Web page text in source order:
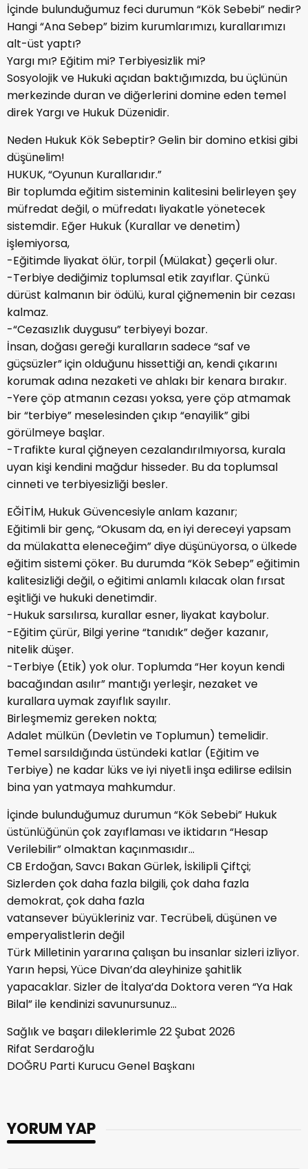
İçinde bulunduğumuz feci durumun “Kök Sebebi” nedir?
Hangi “Ana Sebep” bizim kurumlarımızı, kurallarımızı
alt-üst yaptı?
Yargı mı? Eğitim mi? Terbiyesizlik mi?
Sosyolojik ve Hukuki açıdan baktığımızda, bu üçlünün
merkezinde duran ve diğerlerini domine eden temel
direk Yargı ve Hukuk Düzenidir.
Neden Hukuk Kök Sebeptir? Gelin bir domino etkisi gibi
düşünelim!
HUKUK, “Oyunun Kurallarıdır.”
Bir toplumda eğitim sisteminin kalitesini belirleyen şey
müfredat değil, o müfredatı liyakatle yönetecek
sistemdir. Eğer Hukuk (Kurallar ve denetim)
işlemiyorsa,
-Eğitimde liyakat ölür, torpil (Mülakat) geçerli olur.
-Terbiye dediğimiz toplumsal etik zayıflar. Çünkü
dürüst kalmanın bir ödülü, kural çiğnemenin bir cezası
kalmaz.
-“Cezasızlık duygusu” terbiyeyi bozar.
İnsan, doğası gereği kuralların sadece “saf ve
güçsüzler” için olduğunu hissettiği an, kendi çıkarını
korumak adına nezaketi ve ahlakı bir kenara bırakır.
-Yere çöp atmanın cezası yoksa, yere çöp atmamak
bir “terbiye” meselesinden çıkıp “enayilik” gibi
görülmeye başlar.
-Trafikte kural çiğneyen cezalandırılmıyorsa, kurala
uyan kişi kendini mağdur hisseder. Bu da toplumsal
cinneti ve terbiyesizliği besler.
EĞİTİM, Hukuk Güvencesiyle anlam kazanır;
Eğitimli bir genç, “Okusam da, en iyi dereceyi yapsam
da mülakatta eleneceğim” diye düşünüyorsa, o ülkede
eğitim sistemi çöker. Bu durumda “Kök Sebep” eğitimin
kalitesizliği değil, o eğitimi anlamlı kılacak olan fırsat
eşitliği ve hukuki denetimdir.
-Hukuk sarsılırsa, kurallar esner, liyakat kaybolur.
-Eğitim çürür, Bilgi yerine “tanıdık” değer kazanır,
nitelik düşer.
-Terbiye (Etik) yok olur. Toplumda “Her koyun kendi
bacağından asılır” mantığı yerleşir, nezaket ve
kurallara uymak zayıflık sayılır.
Birleşmemiz gereken nokta;
Adalet mülkün (Devletin ve Toplumun) temelidir.
Temel sarsıldığında üstündeki katlar (Eğitim ve
Terbiye) ne kadar lüks ve iyi niyetli inşa edilirse edilsin
bina yan yatmaya mahkumdur.
İçinde bulunduğumuz durumun “Kök Sebebi” Hukuk
üstünlüğünün çok zayıflaması ve iktidarın “Hesap
Verilebilir” olmaktan kaçınmasıdır…
CB Erdoğan, Savcı Bakan Gürlek, İskilipli Çiftçi;
Sizlerden çok daha fazla bilgili, çok daha fazla
demokrat, çok daha fazla
vatansever büyükleriniz var. Tecrübeli, düşünen ve
emperyalistlerin değil
Türk Milletinin yararına çalışan bu insanlar sizleri izliyor.
Yarın hepsi, Yüce Divan’da aleyhinize şahitlik
yapacaklar. Sizler de İtalya’da Doktora veren “Ya Hak
Bilal” ile kendinizi savunursunuz…
Sağlık ve başarı dileklerimle 22 Şubat 2026
Rifat Serdaroğlu
DOĞRU Parti Kurucu Genel Başkanı
YORUM YAP